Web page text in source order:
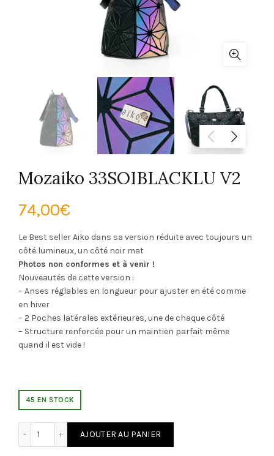
Mozaiko 33SOIBLACKLU V2
74,00€
Le Best seller Aiko dans sa version réduite avec toujours un
côté lumineux, un côté noir mat
Photos non conformes et à venir !
Nouveautés de cette version :
– Anses réglables en longueur pour ajuster en été comme
en hiver
– 2 Poches latérales extérieures, une de chaque côté
– Structure renforcée pour un maintien parfait même
quand il est vide !
45 EN STOCK
AJOUTER AU PANIER